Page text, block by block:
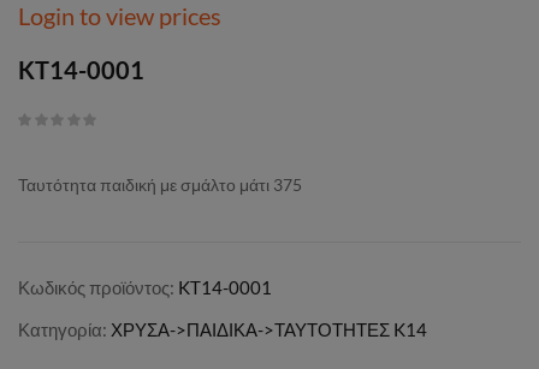
Login to view prices
KT14-0001
Ταυτότητα παιδική με σμάλτο μάτι 375
Κωδικός προϊόντος: KT14-0001
Κατηγορία: ΧΡΥΣΑ->ΠΑΙΔΙΚΑ->ΤΑΥΤΟΤΗΤΕΣ K14